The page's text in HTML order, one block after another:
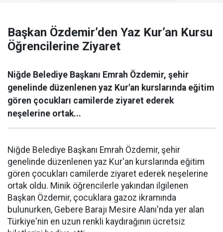
Başkan Özdemir’den Yaz Kur’an Kursu
Öğrencilerine Ziyaret
Niğde Belediye Başkanı Emrah Özdemir, şehir
genelinde düzenlenen yaz Kur'an kurslarında eğitim
gören çocukları camilerde ziyaret ederek
neşelerine ortak...
Niğde Belediye Başkanı Emrah Özdemir, şehir
genelinde düzenlenen yaz Kur'an kurslarında eğitim
gören çocukları camilerde ziyaret ederek neşelerine
ortak oldu. Minik öğrencilerle yakından ilgilenen
Başkan Özdemir, çocuklara gazoz ikramında
bulunurken, Gebere Barajı Mesire Alanı'nda yer alan
Türkiye'nin en uzun renkli kaydırağının ücretsiz